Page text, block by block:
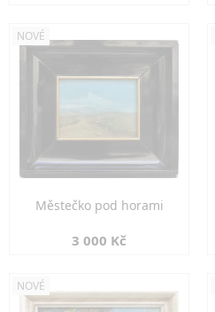
NOVÉ
Městečko pod horami
3 000 Kč
NOVÉ